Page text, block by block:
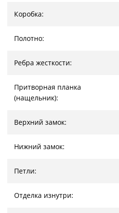
Коробка:
Полотно:
Ребра жесткости:
Притворная планка
(нащельник):
Верхний замок:
Нижний замок:
Петли:
Отделка изнутри: